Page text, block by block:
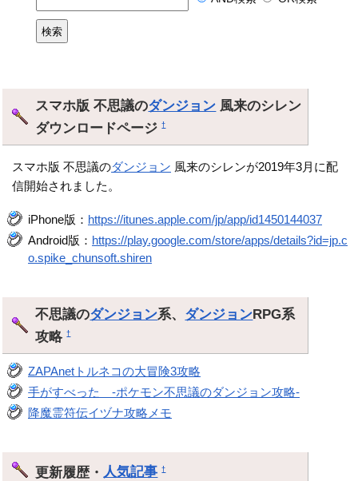
スマホ版 不思議のダンジョン 風来のシレン
ダウンロードページ†
スマホ版 不思議のダンジョン 風来のシレンが2019年3月に配
信開始されました。
iPhone版： https://itunes.apple.com/jp/app/id1450144037
Android版： https://play.google.com/store/apps/details?id=jp.c
o.spike_chunsoft.shiren
不思議のダンジョン系、 ダンジョンRPG系
攻略†
ZAPAnetトルネコの大冒険3攻略
手がすべった -ポケモン不思議のダンジョン攻略-
降魔霊符伝イヅナ攻略メモ
更新履歴・ 人気記事 †